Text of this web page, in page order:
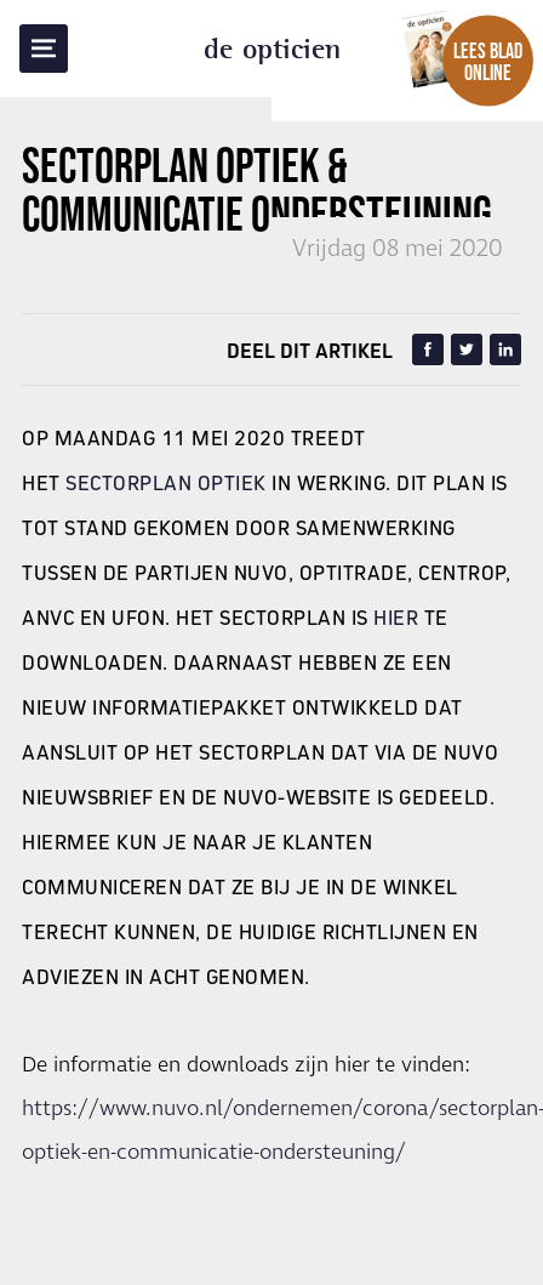
de opticien
LEES BLAD
ONLINE
SECTORPLAN OPTIEK &
COMMUNICATIE ONDERSTEUNING
Vrijdag 08 mei 2020
TERUG NAAR OVERZICHT
DEEL DIT ARTIKEL
OP MAANDAG 11 MEI 2020 TREEDT
HET SECTORPLAN OPTIEK IN WERKING. DIT PLAN IS
TOT STAND GEKOMEN DOOR SAMENWERKING
TUSSEN DE PARTIJEN NUVO, OPTITRADE, CENTROP,
ANVC EN UFON. HET SECTORPLAN IS HIER TE
DOWNLOADEN. DAARNAAST HEBBEN ZE EEN
NIEUW INFORMATIEPAKKET ONTWIKKELD DAT
AANSLUIT OP HET SECTORPLAN DAT VIA DE NUVO
NIEUWSBRIEF EN DE NUVO-WEBSITE IS GEDEELD.
HIERMEE KUN JE NAAR JE KLANTEN
COMMUNICEREN DAT ZE BIJ JE IN DE WINKEL
TERECHT KUNNEN, DE HUIDIGE RICHTLIJNEN EN
ADVIEZEN IN ACHT GENOMEN.
De informatie en downloads zijn hier te vinden:
https://www.nuvo.nl/ondernemen/corona/sectorplan-
optiek-en-communicatie-ondersteuning/